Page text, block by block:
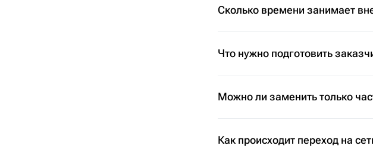
Сколько времени занимает
Что нужно подготовить
Можно ли заменить только
Как происходит переход на